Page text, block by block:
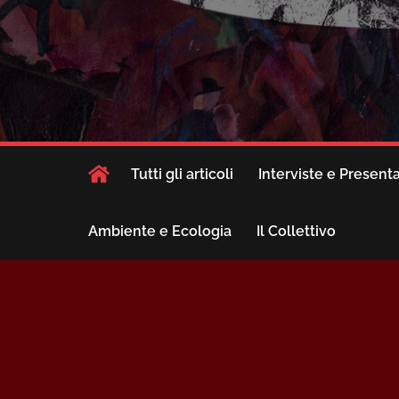
Tutti gli articoli Interviste e
Ambiente e Ecologia Il Collettivo